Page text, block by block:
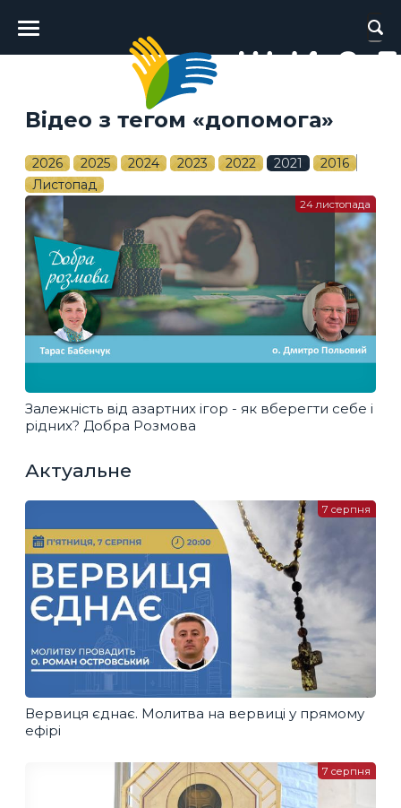
Головне
меню
Відео з тегом «допомога»
2026 2025 2024 2023 2022 2021
2016
Листопад
Залежність від азартних ігор - як вберегти себе і
рідних? Добра Розмова
24 листопада
Актуальне
Вервиця єднає. Молитва на вервиці у прямому
ефірі
7 серпня
7 серпня